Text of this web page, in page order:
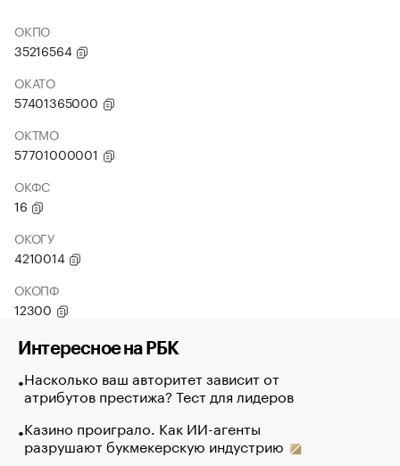
ОКПО
35216564
ОКАТО
57401365000
ОКТМО
57701000001
ОКФС
16
ОКОГУ
4210014
ОКОПФ
12300
Интересное на РБК
Насколько ваш авторитет зависит от
атрибутов престижа? Тест для лидеров
Казино проиграло. Как ИИ-агенты
разрушают букмекерскую индустрию